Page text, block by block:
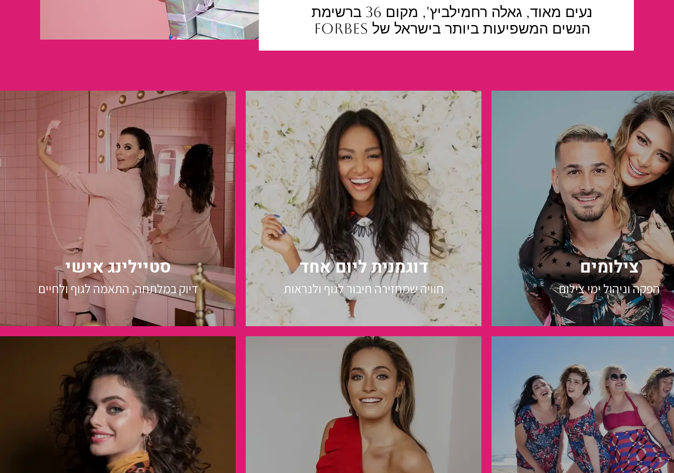
נעים מאוד, גאלה רחמילביץ', מקום 36 ברשימת
הנשים המשפיעות ביותר בישראל של FORBES
סטיילינג אישי
דיוק במלתחה, התאמה לגוף ולחיים
דוגמנית ליום אחד
חוויה שמחזירה חיבור לגוף ולנראות
צילומים
הפקה וניהול ימי צילום